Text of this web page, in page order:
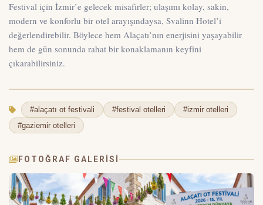
Festival için İzmir’e gelecek misafirler; ulaşımı kolay, sakin,
modern ve konforlu bir otel arayışındaysa, Svalinn Hotel’i
değerlendirebilir. Böylece hem Alaçatı’nın enerjisini yaşayabilir
hem de gün sonunda rahat bir konaklamanın keyfini
çıkarabilirsiniz.
#alaçatı ot festivali #festival otelleri
#izmir otelleri
#gaziemir otelleri
FOTOĞRAF GALERISI